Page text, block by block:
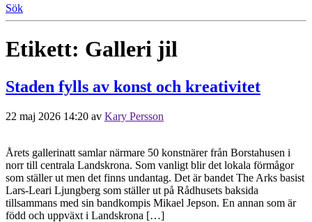
Sök
Etikett: Galleri jil
Staden fylls av konst och kreativitet
22 maj 2026 14:20 av Kary Persson
Årets gallerinatt samlar närmare 50 konstnärer från Borstahusen i
norr till centrala Landskrona. Som vanligt blir det lokala förmågor
som ställer ut men det finns undantag. Det är bandet The Arks basist
Lars-Leari Ljungberg som ställer ut på Rådhusets baksida
tillsammans med sin bandkompis Mikael Jepson. En annan som är
född och uppväxt i Landskrona […]